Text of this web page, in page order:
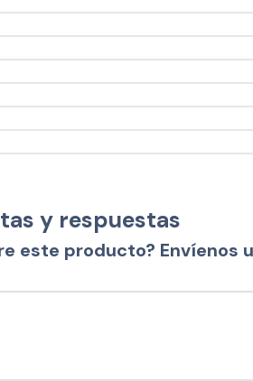
y respuestas
este producto? Envíenos